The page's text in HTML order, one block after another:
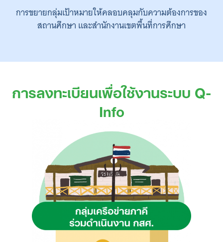
การขยายกลุ่มเป้าหมายให้คลอบคลุมกับความต้องการของ
สถานศึกษา และสำนักงานเขตพื้นที่การศึกษา
การลงทะเบียนเพื่อใช้งานระบบ Q-
Info